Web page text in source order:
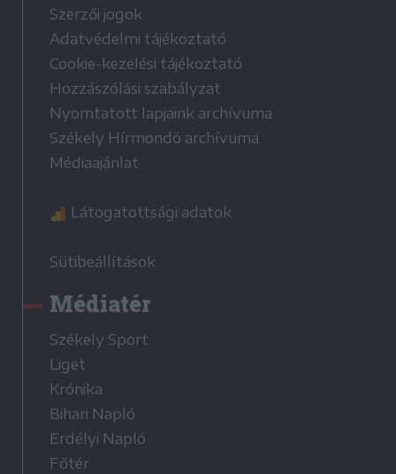
Szerzői jogok
Adatvédelmi tájékoztató
Cookie-kezelési tájékoztató
Hozzászólási szabályzat
Nyomtatott lapjaink archívuma
Székely Hírmondó archívuma
Médiaajánlat
Látogatottsági adatok
Sütibeállítások
Médiatér
Székely Sport
Liget
Krónika
Bihari Napló
Erdélyi Napló
Főtér